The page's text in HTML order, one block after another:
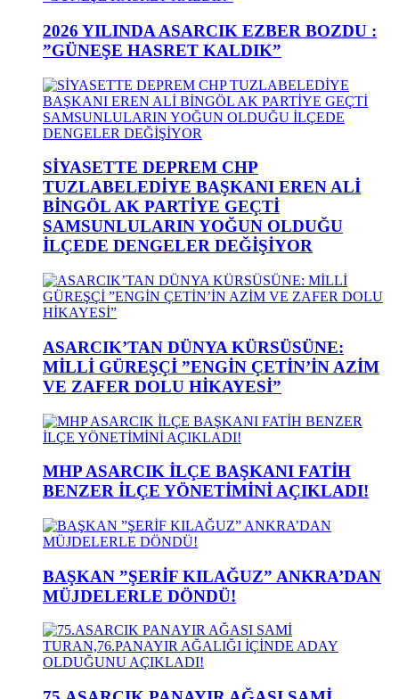
2026 YILINDA ASARCIK EZBER BOZDU :
”GÜNEŞE HASRET KALDIK”
SİYASETTE DEPREM CHP
TUZLABELEDİYE BAŞKANI EREN ALİ
BİNGÖL AK PARTİYE GEÇTİ
SAMSUNLULARIN YOĞUN OLDUĞU
İLÇEDE DENGELER DEĞİŞİYOR
ASARCIK’TAN DÜNYA KÜRSÜSÜNE:
MİLLİ GÜREŞÇİ ”ENGİN ÇETİN’İN AZİM
VE ZAFER DOLU HİKAYESİ”
MHP ASARCIK İLÇE BAŞKANI FATİH
BENZER İLÇE YÖNETİMİNİ AÇIKLADI!
BAŞKAN ”ŞERİF KILAĞUZ” ANKRA’DAN
MÜJDELERLE DÖNDÜ!